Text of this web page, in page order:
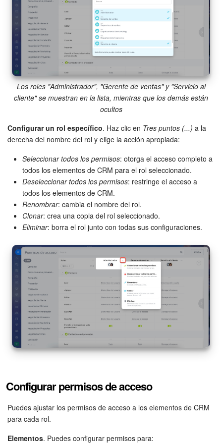
Los roles "Administrador", "Gerente de ventas" y "Servicio al
cliente" se muestran en la lista, mientras que los demás están
ocultos
Configurar un rol específico. Haz clic en Tres puntos (...) a la
derecha del nombre del rol y elige la acción apropiada:
Seleccionar todos los permisos: otorga el acceso completo a
todos los elementos de CRM para el rol seleccionado.
Deseleccionar todos los permisos: restringe el acceso a
todos los elementos de CRM.
Renombrar: cambia el nombre del rol.
Clonar: crea una copia del rol seleccionado.
Eliminar: borra el rol junto con todas sus configuraciones.
Configurar permisos de acceso
Puedes ajustar los permisos de acceso a los elementos de CRM
para cada rol.
Elementos. Puedes configurar permisos para: